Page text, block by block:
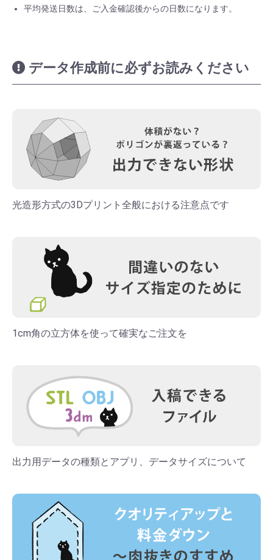
平均発送日数は、ご入金確認後からの日数になります。
データ作成前に必ずお読みください
光造形方式の3Dプリント全般における注意点です
1cm角の立方体を使って確実なご注文を
出力用データの種類とアプリ、データサイズについて